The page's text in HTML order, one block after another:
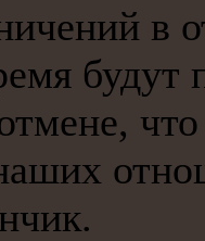
в
будут